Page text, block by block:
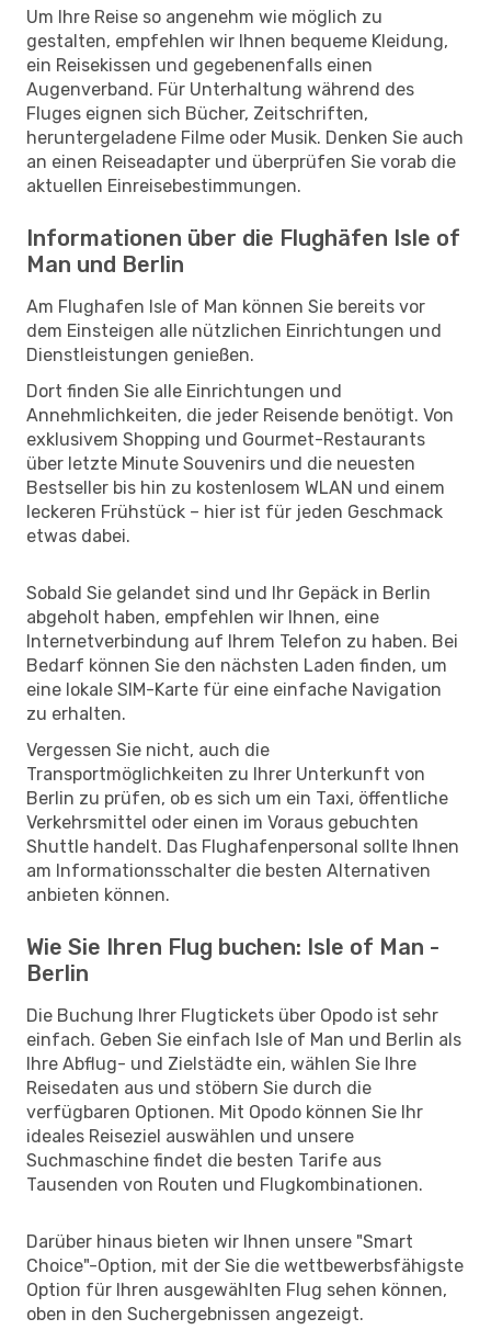
Um Ihre Reise so angenehm wie möglich zu
gestalten, empfehlen wir Ihnen bequeme Kleidung,
ein Reisekissen und gegebenenfalls einen
Augenverband. Für Unterhaltung während des
Fluges eignen sich Bücher, Zeitschriften,
heruntergeladene Filme oder Musik. Denken Sie auch
an einen Reiseadapter und überprüfen Sie vorab die
aktuellen Einreisebestimmungen.
Informationen über die Flughäfen Isle of
Man und Berlin
Am Flughafen Isle of Man können Sie bereits vor
dem Einsteigen alle nützlichen Einrichtungen und
Dienstleistungen genießen.
Dort finden Sie alle Einrichtungen und
Annehmlichkeiten, die jeder Reisende benötigt. Von
exklusivem Shopping und Gourmet-Restaurants
über letzte Minute Souvenirs und die neuesten
Bestseller bis hin zu kostenlosem WLAN und einem
leckeren Frühstück – hier ist für jeden Geschmack
etwas dabei.
Sobald Sie gelandet sind und Ihr Gepäck in Berlin
abgeholt haben, empfehlen wir Ihnen, eine
Internetverbindung auf Ihrem Telefon zu haben. Bei
Bedarf können Sie den nächsten Laden finden, um
eine lokale SIM-Karte für eine einfache Navigation
zu erhalten.
Vergessen Sie nicht, auch die
Transportmöglichkeiten zu Ihrer Unterkunft von
Berlin zu prüfen, ob es sich um ein Taxi, öffentliche
Verkehrsmittel oder einen im Voraus gebuchten
Shuttle handelt. Das Flughafenpersonal sollte Ihnen
am Informationsschalter die besten Alternativen
anbieten können.
Wie Sie Ihren Flug buchen: Isle of Man -
Berlin
Die Buchung Ihrer Flugtickets über Opodo ist sehr
einfach. Geben Sie einfach Isle of Man und Berlin als
Ihre Abflug- und Zielstädte ein, wählen Sie Ihre
Reisedaten aus und stöbern Sie durch die
verfügbaren Optionen. Mit Opodo können Sie Ihr
ideales Reiseziel auswählen und unsere
Suchmaschine findet die besten Tarife aus
Tausenden von Routen und Flugkombinationen.
Darüber hinaus bieten wir Ihnen unsere "Smart
Choice"-Option, mit der Sie die wettbewerbsfähigste
Option für Ihren ausgewählten Flug sehen können,
oben in den Suchergebnissen angezeigt.